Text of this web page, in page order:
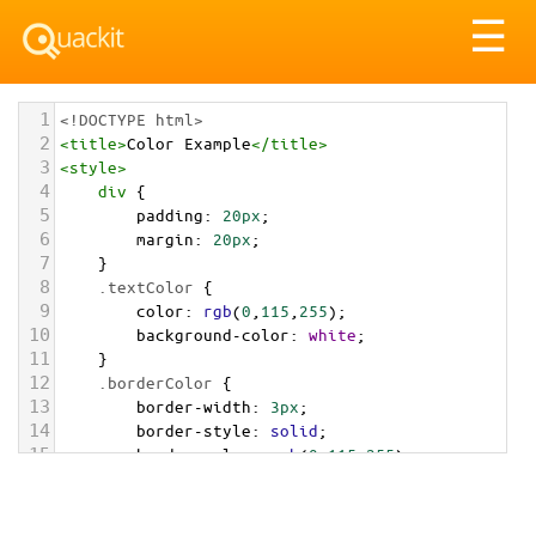
☰
1 <!DOCTYPE html>
2 <title>Color Example</title>
3 <style>
4 div {
5 padding: 20px;
6 margin: 20px;
7 }
8 .textColor {
9 color: rgb(0 115 255);
10 background-color: white;
11 }
12 .borderColor {
13 border-width: 3px;
14 border-style: solid;
15 border-color: rgb(0,115,255);